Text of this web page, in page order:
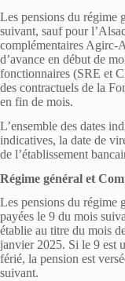
Les pensions du régime
suivant, sauf pour
complémentaires Agirc-
d’avance en début de
fonctionnaires (SRE et
des contractuels de la
en fin de mois.
L’ensemble des dates
indicatives, la date de
de l’établissement
Régime général et
Les pensions du
payées le 9 du mois
établie au titre du mois
janvier 2025. Si le 9 est
férié, la pension est
suivant.